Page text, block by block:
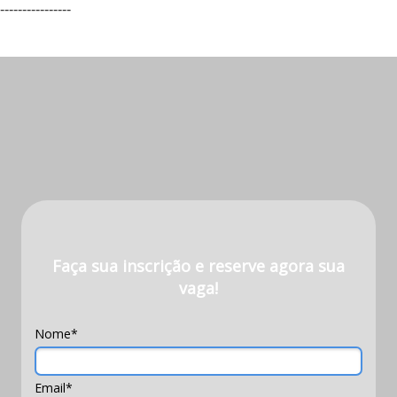
----------------
Faça sua inscrição e reserve agora sua
vaga!
Nome*
Email*